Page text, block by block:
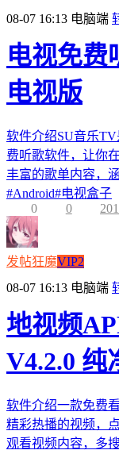
08-07 16:13 电脑端
电视免费
电视版
软件介绍SU音乐
费听歌软件，让你
丰富的歌单内容，
#Android#电视盒子
0
0 201
发帖狂魔VIP2
08-07 16:13 电脑端
地视频
V4.2.0 纯
软件介绍一款免费
精彩热播的视频，
观看视频内容，多